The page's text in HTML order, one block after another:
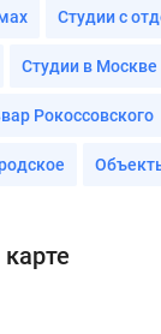
Студии с
Студии в Москве
Рокоссовского